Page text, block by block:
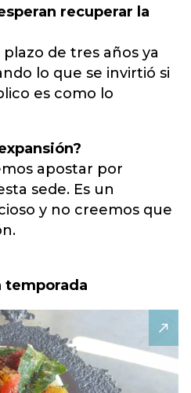
recuperar la
de tres años ya
lo que se invirtió si
es como lo
apostar por
sede. Es un
y no creemos que
temporada